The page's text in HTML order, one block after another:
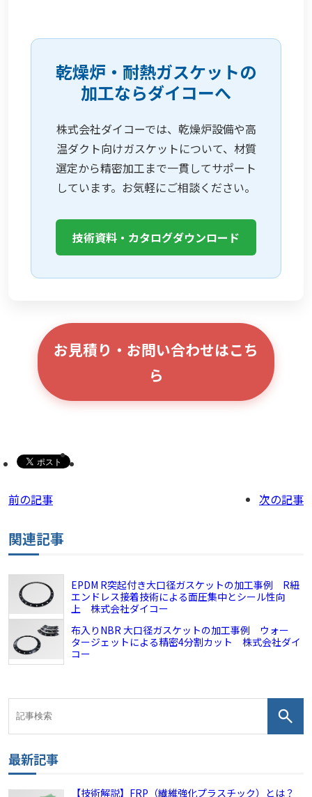
乾燥炉・耐熱ガスケットの
加工ならダイコーへ
株式会社ダイコーでは、乾燥炉設備や高
温ダクト向けガスケットについて、材質
選定から精密加工まで一貫してサポート
しています。お気軽にご相談ください。
技術資料・カタログダウンロード
お見積り・お問い合わせはこち
ら
前の記事 次の記事
関連記事
EPDM R突起付き大口径ガスケットの加工事例 R紐
エンドレス接着技術による面圧集中とシール性向
上 株式会社ダイコー
布入りNBR 大口径ガスケットの加工事例 ウォー
タージェットによる精密4分割カット 株式会社ダイ
コー
最新記事
【技術解説】FRP（繊維強化プラスチック）とは？